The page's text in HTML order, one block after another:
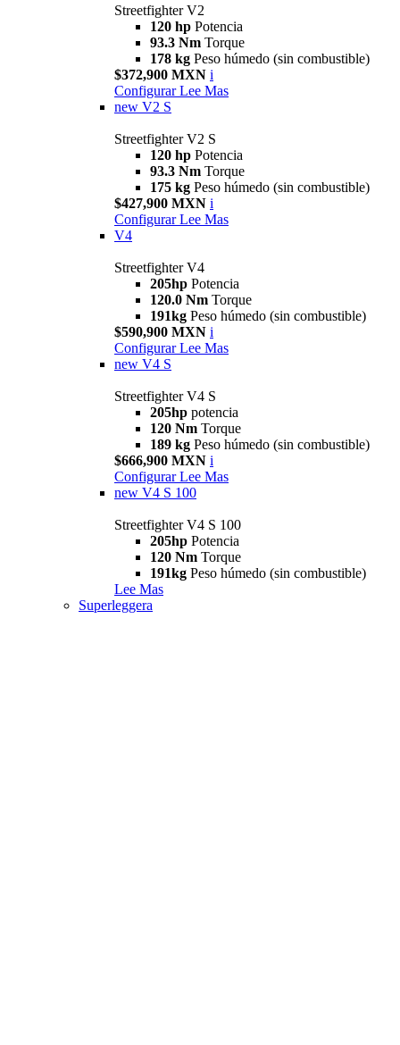
Streetfighter V2
120 hp Potencia
93.3 Nm Torque
178 kg Peso húmedo (sin combustible)
$372,900 MXN i
Configurar Lee Mas
new V2 S
Streetfighter V2 S
120 hp Potencia
93.3 Nm Torque
175 kg Peso húmedo (sin combustible)
$427,900 MXN i
Configurar Lee Mas
V4
Streetfighter V4
205hp Potencia
120.0 Nm Torque
191kg Peso húmedo (sin combustible)
$590,900 MXN i
Configurar Lee Mas
new V4 S
Streetfighter V4 S
205hp potencia
120 Nm Torque
189 kg Peso húmedo (sin combustible)
$666,900 MXN i
Configurar Lee Mas
new V4 S 100
Streetfighter V4 S 100
205hp Potencia
120 Nm Torque
191kg Peso húmedo (sin combustible)
Lee Mas
Superleggera